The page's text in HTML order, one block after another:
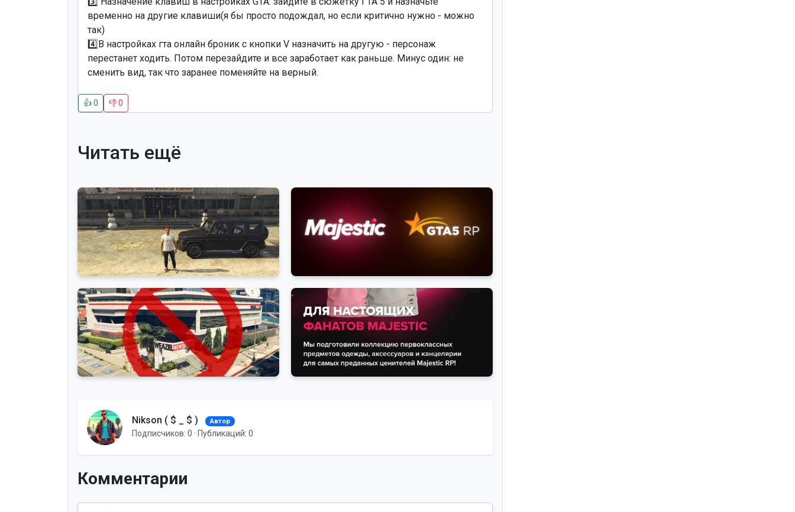
временно на другие клавиши(я бы просто подождал, но если критично нужно - можно
так)
4️⃣В настройках гта онлайн броник с кнопки V назначить на другую - персонаж
перестанет ходить. Потом перезайдите и все заработает как раньше. Минус один: не
сменить вид, так что заранее поменяйте на верный.
👍0 👎0
Читать ещё
Новости
GTA5RP Умирает? RageMP конец! Что
будет дальше?
— просмотры — комментарии
Новости
Majestic купил проект GTA5RP война
окончена, что будет с Ra...
обновление WEAZEL NEW...
— просмотры — комментарии
Nikson ( $ _ $ ) Автор
Подписчиков: 0 · Публикаций: 0
Комментарии